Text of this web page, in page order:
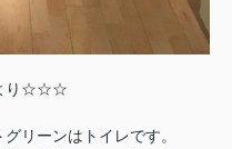
より☆☆☆
リーンはトイレです。